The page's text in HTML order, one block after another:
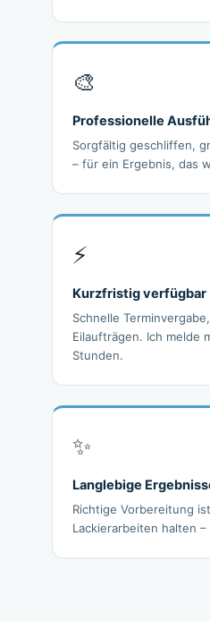
🎨
Professionelle
Sorgfältig geschliffen,
– für ein Ergebnis, das
⚡
Kurzfristig verfügbar
Schnelle
Eilaufträgen. Ich melde
Stunden.
✨
Langlebige
Richtige Vorbereitung
Lackierarbeiten halten